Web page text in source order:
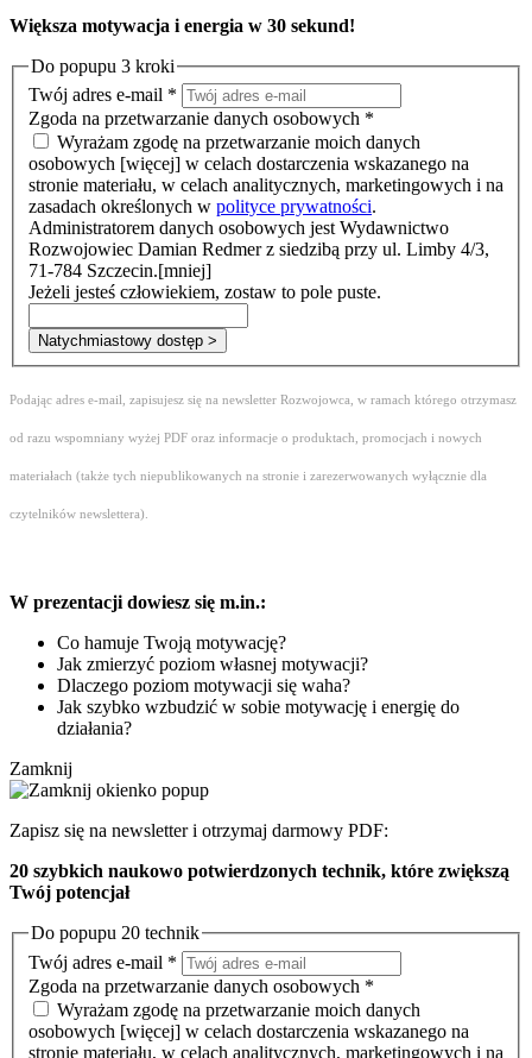
Większa motywacja i energia w 30 sekund!
Do popupu 3 kroki
Twój adres e-mail *
Zgoda na przetwarzanie danych osobowych *
Wyrażam zgodę na przetwarzanie moich danych
osobowych [więcej] w celach dostarczenia wskazanego na
stronie materiału, w celach analitycznych, marketingowych i na
zasadach określonych w polityce prywatności.
Administratorem danych osobowych jest Wydawnictwo
Rozwojowiec Damian Redmer z siedzibą przy ul. Limby 4/3,
71-784 Szczecin.[mniej]
Jeżeli jesteś człowiekiem, zostaw to pole puste.
Natychmiastowy dostęp >
Podając adres e-mail, zapisujesz się na newsletter Rozwojowca, w ramach którego otrzymasz
od razu wspomniany wyżej PDF oraz informacje o produktach, promocjach i nowych
materiałach (także tych niepublikowanych na stronie i zarezerwowanych wyłącznie dla
czytelników newslettera).
W prezentacji dowiesz się m.in.:
Co hamuje Twoją motywację?
Jak zmierzyć poziom własnej motywacji?
Dlaczego poziom motywacji się waha?
Jak szybko wzbudzić w sobie motywację i energię do
działania?
Zamknij
Zapisz się na newsletter i otrzymaj darmowy PDF:
20 szybkich naukowo potwierdzonych technik, które zwiększą
Twój potencjał
Do popupu 20 technik
Twój adres e-mail *
Zgoda na przetwarzanie danych osobowych *
Wyrażam zgodę na przetwarzanie moich danych
osobowych [więcej] w celach dostarczenia wskazanego na
stronie materiału, w celach analitycznych, marketingowych i na